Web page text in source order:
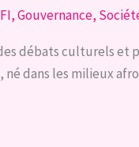
,Gouvernance,
débats culturels
dans les milieux